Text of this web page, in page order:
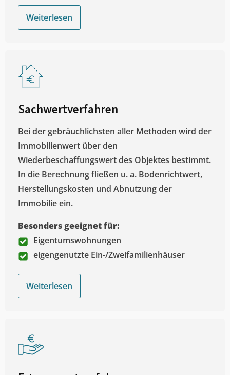
Weiterlesen
Sachwertverfahren
Bei der gebräuchlichsten aller Methoden wird der
Immobilienwert über den
Wiederbeschaffungswert des Objektes bestimmt.
In die Berechnung fließen u. a. Bodenrichtwert,
Herstellungskosten und Abnutzung der
Immobilie ein.
Besonders geeignet für:
Eigentumswohnungen
eigengenutzte Ein-/Zweifamilienhäuser
Weiterlesen